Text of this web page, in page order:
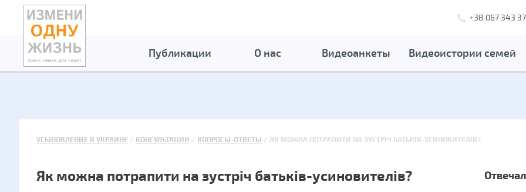
+38 067 343
Публикации О нас Видеоанкеты Видеоистории семей
УСЫНОВЛЕНИЕ В УКРАИНЕ КОНСУЛЬТАЦИИ ВОПРОСЫ-ОТВЕТЫ ЯК МОЖНА ПОТРАПИТИ НА ЗУСТРІЧ БАТЬКІВ-УСИНОВИТЕЛІВ?
Як можна потрапити на зустріч батьків-усиновителів?